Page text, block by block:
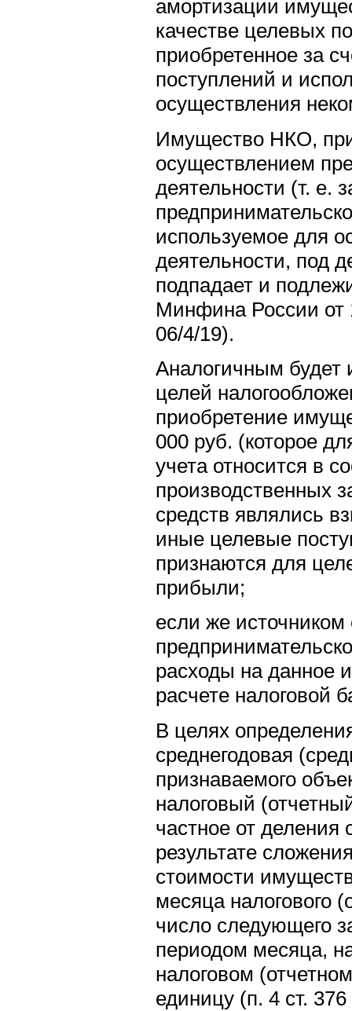
амортизации
качестве целевых
приобретенное за
поступлений и
осуществления
Имущество НКО,
осуществлением
деятельности (т. е.
используемое для
деятельности, под
подпадает и
Минфина России от
06/4/19).
Аналогичным будет
целей
приобретение
000 руб. (которое
учета относится в
производственных
средств являлись
иные целевые
признаются для
прибыли;
если же
расходы на данное
расчете налоговой
В целях
среднегодовая
признаваемого
налоговый
частное от
результате
стоимости
месяца налогового
число следующего
периодом месяца,
налоговом
единицу (п. 4 ст.